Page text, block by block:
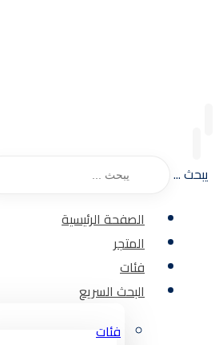
يبحث ...
الصفحة الرئيسية
المتجر
فئات
البحث السريع
فئات